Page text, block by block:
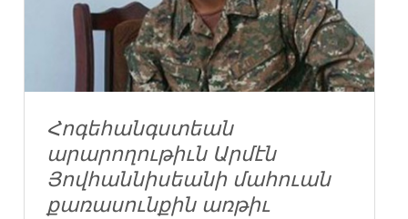
Հոգեհանգստեան
արարողութիւն Արմէն
Յովհաննիսեանի մահուան
քառասունքին առթիւ